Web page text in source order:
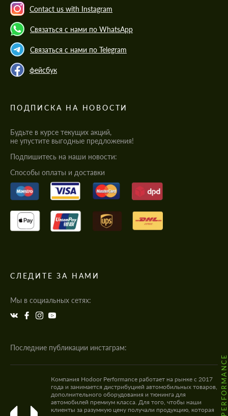
Contact us with Instagram
Связаться с нами по WhatsApp
Связаться с нами по Telegram
фейсбук
ПОДПИСКА НА НОВОСТИ
Будьте в курсе текущих акций,
не упустите выгодные предложения!
Подпишитесь на наши новости:
Cпособы оплаты и доставки
СЛЕДИТЕ ЗА НАМИ
Мы в социальных сетях:
Последние публикации инстаграм:
Компания Hodoor Performance работает на рынке с 2017
года и занимается дистрибуцией автомобильных товаров,
дополнительного оборудования и тюнинга для
автомобилей премиум класса. Для того, чтобы наши
клиенты за разумную цену получали продукцию, которая